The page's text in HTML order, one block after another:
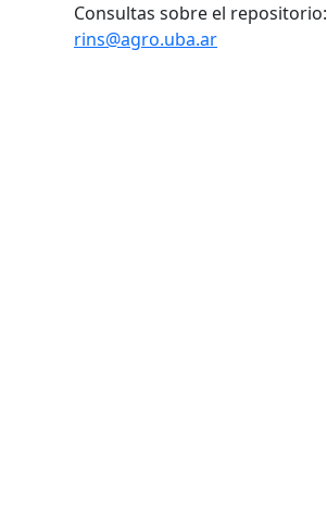
Consultas sobre el repositorio:
rins@agro.uba.ar